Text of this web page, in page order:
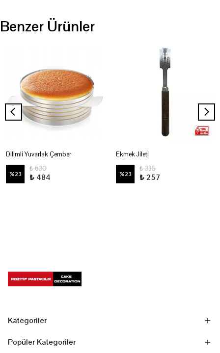
Benzer Ürünler
Dilimli Yuvarlak Çember
%23
₺ 630
₺ 484
Ekmek Jileti
%23
₺ 335
₺ 257
Kategoriler
Popüler Kategoriler